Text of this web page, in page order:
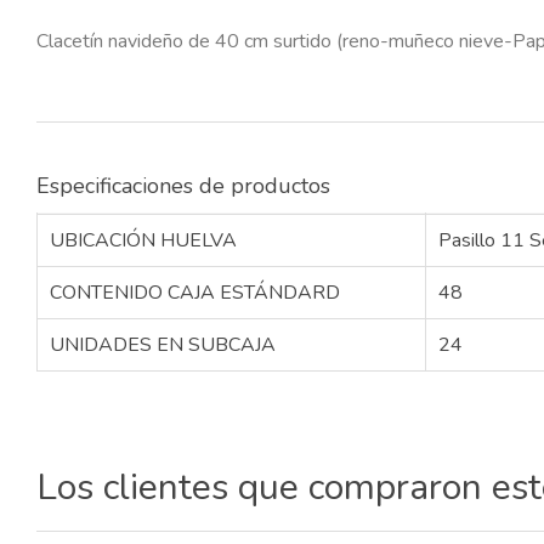
Clacetín navideño de 40 cm surtido (reno-muñeco nieve-
Especificaciones de productos
UBICACIÓN HUELVA
Pasillo 11
CONTENIDO CAJA ESTÁNDARD
48
UNIDADES EN SUBCAJA
24
Los clientes que compraron